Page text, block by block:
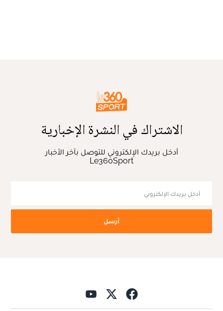
الاشتراك في النشرة الإخبارية
أدخل بريدك الإلكتروني للتوصل بآخر الأخبار
Le360Sport
أرسل